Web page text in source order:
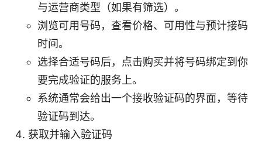
与运营商类型（如果有筛选）。
浏览可用号码，查看价格、可用性与预计接码
时间。
选择合适号码后，点击购买并将号码绑定到你
要完成验证的服务上。
系统通常会给出一个接收验证码的界面，等待
验证码到达。
获取并输入验证码